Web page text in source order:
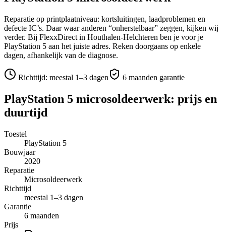
Reparatie op printplaatniveau: kortsluitingen, laadproblemen en
defecte IC’s. Daar waar anderen “onherstelbaar” zeggen, kijken wij
verder. Bij FlexxDirect in Houthalen-Helchteren ben je voor je
PlayStation 5 aan het juiste adres. Reken doorgaans op enkele
dagen, afhankelijk van de diagnose.
Richttijd: meestal 1–3 dagen 6 maanden garantie
PlayStation 5 microsoldeerwerk: prijs en
duurtijd
Toestel
PlayStation 5
Bouwjaar
2020
Reparatie
Microsoldeerwerk
Richttijd
meestal 1–3 dagen
Garantie
6 maanden
Prijs